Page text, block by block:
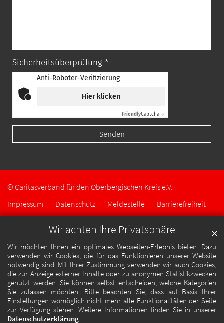
Wir achten Ihre Privatsphäre
Wir möchten Ihnen ein optimales Webseiten-Erlebnis bieten. Dazu
verwenden wir Cookies, die für das Funktionieren unserer Website
notwendig sind. Mit Ihrer Zustimmung verwenden wir auch Cookies,
die zur Anzeige externer Inhalte oder zu anonymen Statistikzwecken
genutzt werden. Sie können selbst entscheiden, welche Kategorien
Sie zulassen möchten. Bitte beachten Sie, dass auf Basis Ihrer
Einstellungen womöglich nicht mehr alle Funktionalitäten der Seite
zur Verfügung stehen. Weitere Informationen finden Sie in unserer
Datenschutzerklärung.
✕
Sicherheitsüberprüfung *
Anti-Roboter-Verifizierung
Hier klicken
FriendlyCaptcha ⇗
© Caritasverband für den Oberbergischen Kreis e.V.
Impressum
Datenschutz Meldestelle Barrierefreiheit